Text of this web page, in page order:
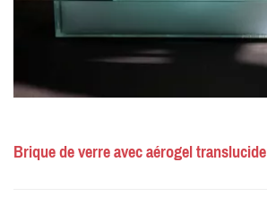
Brique de verre avec aérogel translucide